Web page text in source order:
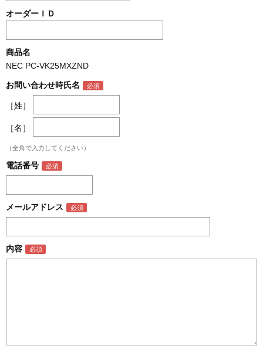
オーダーＩＤ
商品名
NEC PC-VK25MXZND
お問い合わせ時氏名
［姓］
［名］
（全角で入力してください）
電話番号
メールアドレス
内容